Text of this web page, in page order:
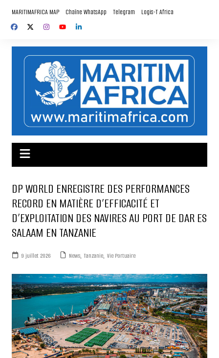
contenu
MARITIMAFRICA MAP Chaîne WhatsApp Telegram Logis-T Africa
DP WORLD ENREGISTRE DES PERFORMANCES
RECORD EN MATIÈRE D’EFFICACITÉ ET
D’EXPLOITATION DES NAVIRES AU PORT DE DAR ES
SALAAM EN TANZANIE
9 juillet 2026 News, Tanzanie, Vie Portuaire